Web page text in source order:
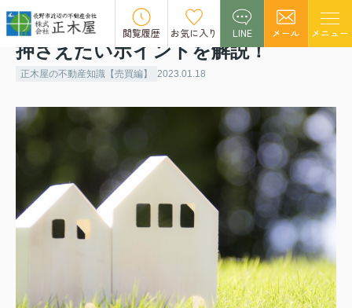
閲覧履歴 お気に入り LINE メール メニュー
二世帯住宅の売却は難しい？事前に
押さえたいポイントを解説！
正木屋の不動産知識【売買編】 2023.01.18